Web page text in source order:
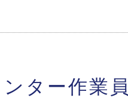
ンター作業員